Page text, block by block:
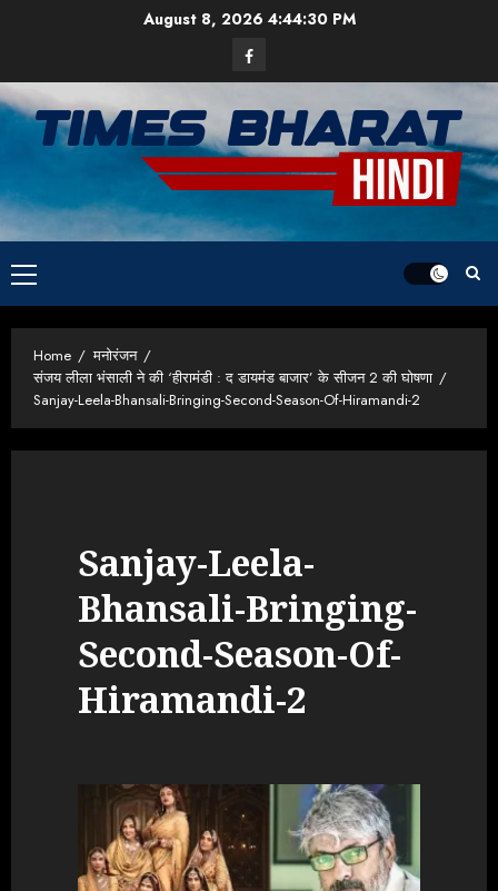
August 8, 20264:44:31 PM
Facebook
Primary
Menu
Home
मनोरंजन
संजय लीला भंसाली ने की ‘हीरामंडी : द डायमंड बाजार’ के सीजन 2 की घोषणा
Sanjay-Leela-Bhansali-Bringing-Second-Season-Of-Hiramandi-2
Sanjay-Leela-
Bhansali-Bringing-
Second-Season-Of-
Hiramandi-2